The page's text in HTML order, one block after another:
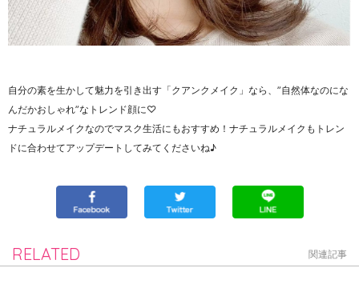
自分の素を生かして魅力を引き出す「クアンクメイク」なら、”自然体なのにな
んだかおしゃれ”なトレンド顔に♡
ナチュラルメイクなのでマスク生活にもおすすめ！ ナチュラルメイクもトレン
ドに合わせてアップデートしてみてくださいね♪
RELATED 関連記事